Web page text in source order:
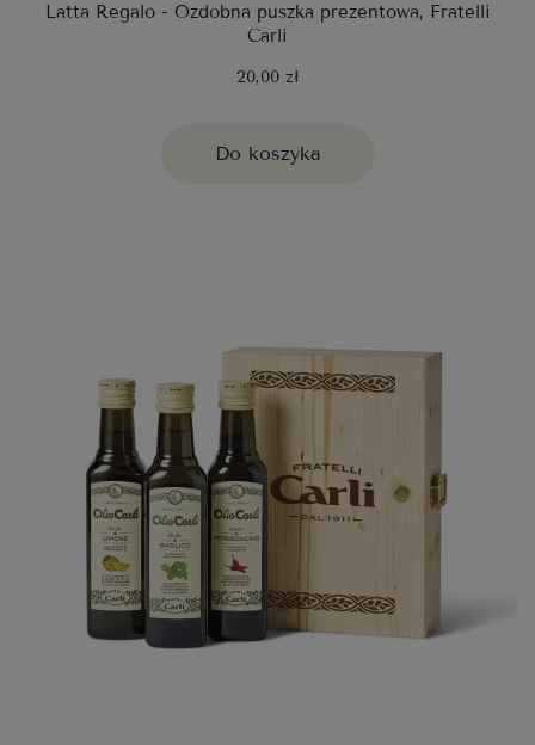
Latta Regalo - Ozdobna puszka prezentowa, Fratelli
Carli
20,00 zł
Do koszyka